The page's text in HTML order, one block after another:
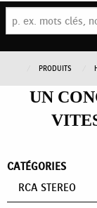
PRODUITS
UN
CATÉGORIES
RCA STEREO